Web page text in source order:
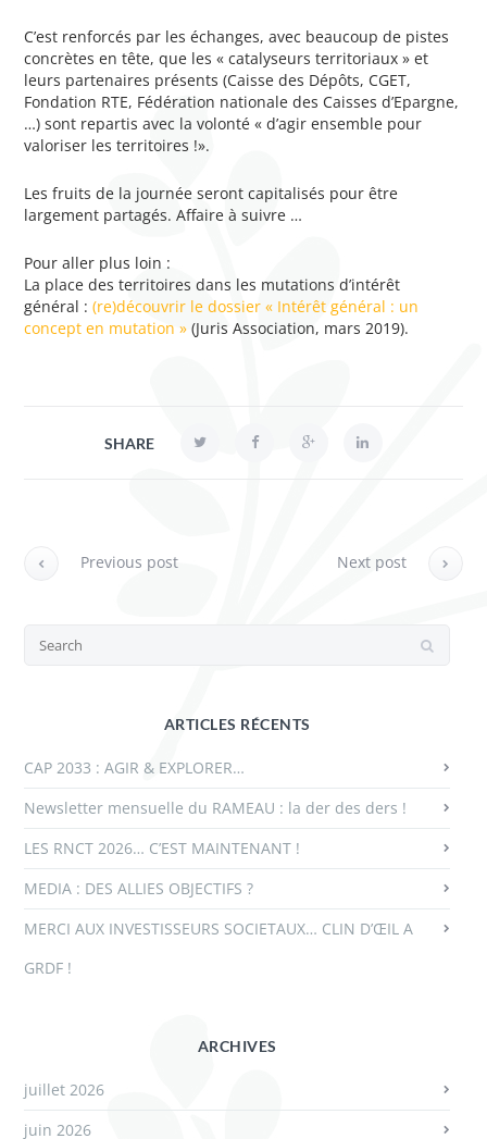
C’est renforcés par les échanges, avec beaucoup de pistes
concrètes en tête, que les « catalyseurs territoriaux » et
leurs partenaires présents (Caisse des Dépôts, CGET,
Fondation RTE, Fédération nationale des Caisses d’Epargne,
…) sont repartis avec la volonté « d’agir ensemble pour
valoriser les territoires !».
Les fruits de la journée seront capitalisés pour être
largement partagés. Affaire à suivre …
Pour aller plus loin :
La place des territoires dans les mutations d’intérêt
général :(re)découvrir le dossier « Intérêt général : un
concept en mutation »(Juris Association, mars 2019).
SHARE
Previous post Next post
ARTICLES RÉCENTS
CAP 2033 : AGIR & EXPLORER…
Newsletter mensuelle du RAMEAU : la der des ders !
LES RNCT 2026… C’EST MAINTENANT !
MEDIA : DES ALLIES OBJECTIFS ?
MERCI AUX INVESTISSEURS SOCIETAUX… CLIN D’ŒIL A
GRDF !
ARCHIVES
juillet 2026
juin 2026